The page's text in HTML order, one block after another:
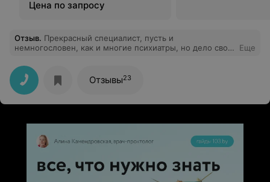
Цена по запросу
Отзыв. Прекрасный специалист, пусть и
немногословен, как и многие психиатры, но дело свое
препаратов. Депрессия отступила и продолжаю
наслаждаться жизнью!
Еще
Отзывы23